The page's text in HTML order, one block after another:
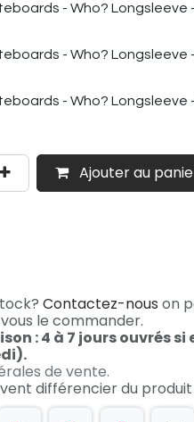
- Who? Longsleeve
- Who? Longsleeve
- Who? Longsleeve
Ajouter au
Contactez-nous on
le commander.
: 4 à 7 jours ouvrés si
de vente.
différencier du